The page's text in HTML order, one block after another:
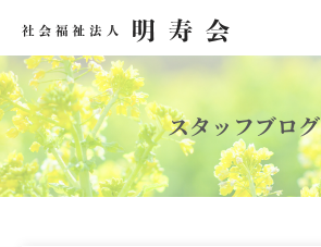
スタッフブログ